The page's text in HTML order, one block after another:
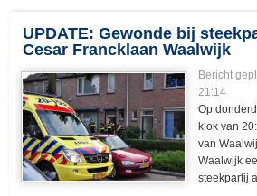
UPDATE: Gewonde bij
Cesar Francklaan Waalwijk
Bericht
21:14
Op
klok van
van
Waalwijk
steekpartij